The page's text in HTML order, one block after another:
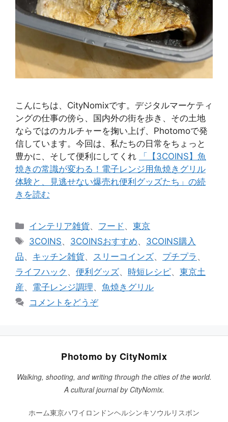
こんにちは、CityNomixです。デジタルマーケティ
ングの仕事の傍ら、国内外の街を歩き、その土地
ならではのカルチャーを掬い上げ、Photomoで発
信しています。今回は、私たちの日常をちょっと
豊かに、そして便利にしてくれ
「【3COINS】魚
焼きの常識が変わる！電子レンジ用魚焼きグリル
体験と、見逃せない爆売れ便利グッズたち」の続
きを読む
カ
テ
リ
ー
インテリア雑貨、 フード 、東京
タ
グ
3COINS、 3COINSおすすめ、 3COINS購入
品、 キッチン雑貨、 スリーコインズ、 プチプラ 、
ライフハック 、 便利グッズ、 時短レシピ、 東京土
産、 電子レンジ調理、 魚焼きグリル
コメントをどうぞ
Photomo by CityNomix
Walking, shooting, and writing through the cities of the world.
A cultural journal by CityNomix.
ホーム東京ハワイ ロンドンヘルシンキ ソウルリスボン